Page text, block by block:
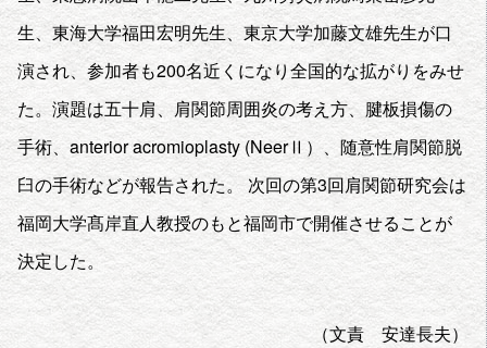
生、東海大学福田宏明先生、東京大学加藤文雄先生が口
演され、参加者も200名近くになり全国的な拡がりをみせ
た。演題は五十肩、肩関節周囲炎の考え方、腱板損傷の
手術、anterior acromioplasty (NeerⅡ）、随意性肩関節脱
臼の手術などが報告された。 次回の第3回肩関節研究会は
福岡大学髙岸直人教授のもと福岡市で開催させることが
決定した。
（文責 安達長夫）